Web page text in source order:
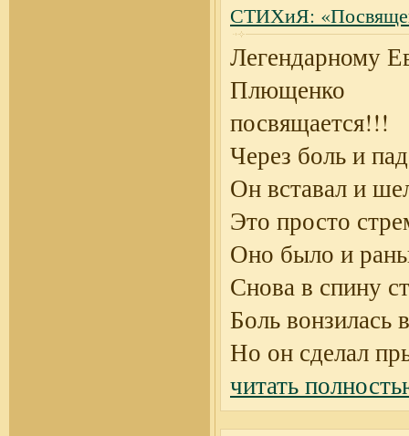
СТИХиЯ:
Легендарному
Плющенко
посвящается!!!
Через боль и
Он вставал и
Это просто
Оно было и
Снова в спину
Боль вонзилась
Но он сделал
читать